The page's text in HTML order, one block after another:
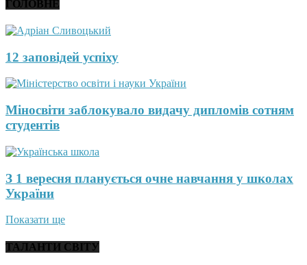
ГОЛОВНЕ
12 заповідей успіху
Міносвіти заблокувало видачу дипломів сотням
студентів
З 1 вересня планується очне навчання у школах
України
Показати ще
ТАЛАНТИ СВІТУ